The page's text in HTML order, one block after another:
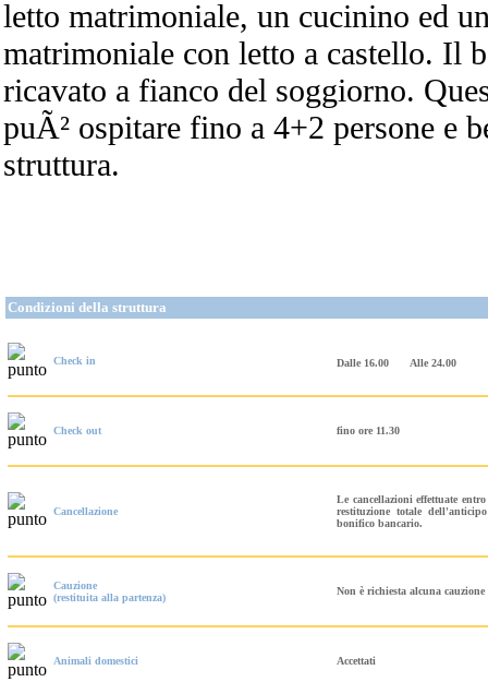
letto matrimoniale, un cucinino ed
matrimoniale con letto a castello. Il
ricavato a fianco del soggiorno.
puÃ² ospitare fino a 4+2 persone e
struttura.
Condizioni della struttura
Check in Dalle 16.00 Alle 24.00
Check out fino ore 11.30
Cancellazione
Le cancellazioni effettuate
restituzione totale
bonifico bancario.
Cauzione
(restituita alla partenza)
Non è richiesta alcuna
Animali domestici Accettati